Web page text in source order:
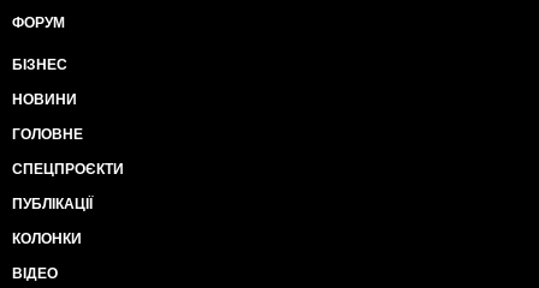
ФОРУМ
БІЗНЕС
НОВИНИ
ГОЛОВНЕ
СПЕЦПРОЄКТИ
ПУБЛІКАЦІЇ
КОЛОНКИ
ВІДЕО